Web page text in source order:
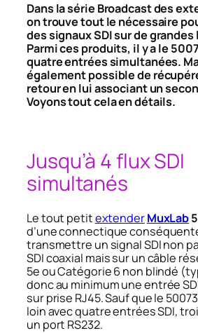
Dans la série Broadcast des
on trouve tout le nécessaire
des signaux SDI sur de
Parmi ces produits, il y a le
quatre entrées simultanées.
également possible de
retour en lui associant un
Voyons tout cela en détails.
Jusqu’à 4 flux SDI
simultanés
Le tout petitextenderMuxLab
d’une connectique
transmettre un signal SDI non
SDI coaxial mais sur un câble
5e ou Catégorie 6 non blindé
donc au minimum une entrée
sur prise RJ45. Sauf que le
loin avec quatre entrées SDI,
un port RS232.